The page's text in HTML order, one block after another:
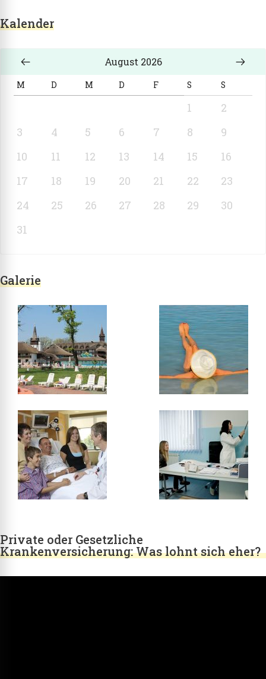
Kalender
August 2026
M D M D F S S
1
2
3
4 5 6 7 8
9
10
11 12 13 14 15
16
17
18 19 20 21 22
23
24
25 26 27 28 29
30
31
Galerie
Private oder Gesetzliche
Krankenversicherung: Was lohnt sich eher?